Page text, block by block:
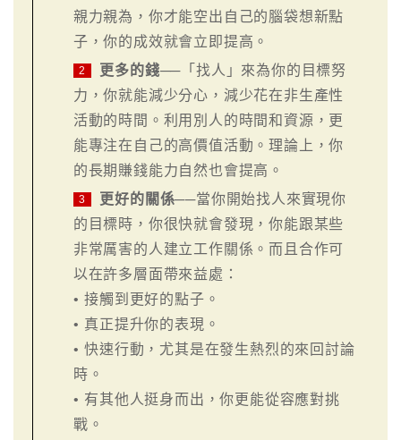
親力親為，你才能空出自己的腦袋想新點
子，你的成效就會立即提高。
2 更多的錢──「找人」來為你的目標努
力，你就能減少分心，減少花在非生產性
活動的時間。利用別人的時間和資源，更
能專注在自己的高價值活動。理論上，你
的長期賺錢能力自然也會提高。
3 更好的關係──當你開始找人來實現你
的目標時，你很快就會發現，你能跟某些
非常厲害的人建立工作關係。而且合作可
以在許多層面帶來益處：
• 接觸到更好的點子。
• 真正提升你的表現。
• 快速行動，尤其是在發生熱烈的來回討論
時。
• 有其他人挺身而出，你更能從容應對挑
戰。